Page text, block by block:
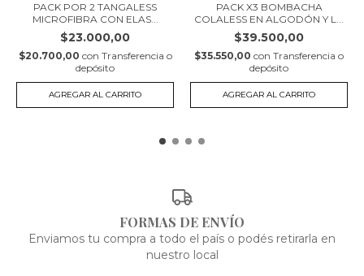
PACK POR 2 TANGALESS
MICROFIBRA CON ELAS...
$23.000,00
$20.700,00 con Transferencia o
depósito
AGREGAR AL CARRITO
PACK X3 BOMBACHA
COLALESS EN ALGODÓN Y L...
$39.500,00
$35.550,00 con Transferencia o
depósito
AGREGAR AL CARRITO
FORMAS DE ENVÍO
Enviamos tu compra a todo el país o podés retirarla en
nuestro local